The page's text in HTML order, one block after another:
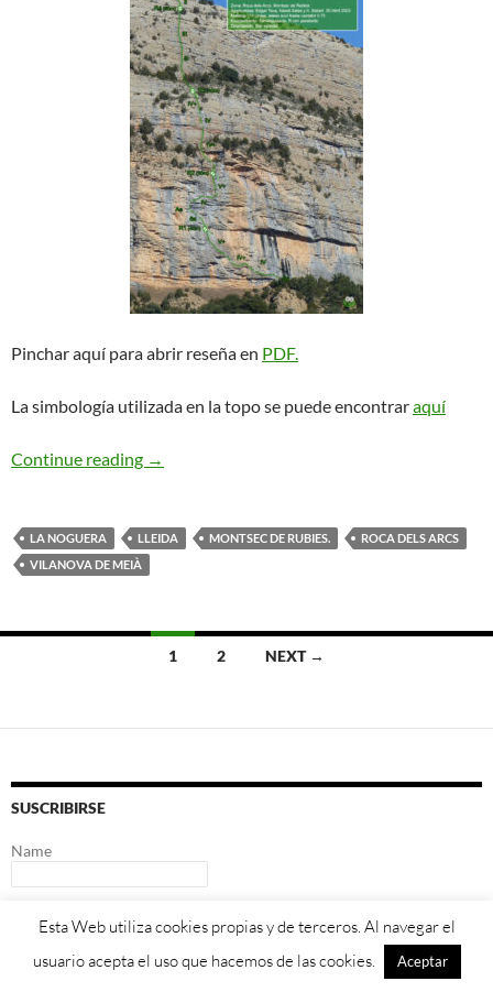
Pinchar aquí para abrir reseña en PDF.
La simbología utilizada en la topo se puede encontraraquí
Continue reading Paral·laxi. Vilanova de Meià
→
LA NOGUERA LLEIDA MONTSEC DE RUBIES.
ROCA DELS ARCS
VILANOVA DE MEIÀ
1 2 NEXT →
SUSCRIBIRSE
Name
Esta Web utiliza cookies propias y de terceros. Al navegar el
usuario acepta el uso que hacemos de las cookies.
Aceptar